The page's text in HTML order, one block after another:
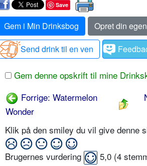
Save
Gem i Min Drinksbog
Opret din
Send drink til en ven
Gem denne opskrift til mine
Forrige: Watermelon
Wonder
Klik på den smiley du vil give denne
Brugernes vurdering 5,0 (4